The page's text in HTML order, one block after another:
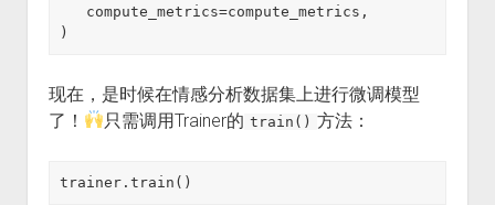
)
现在，是时候在情感分析数据集上进行微调模型
了！
只需调用Trainer的 train() 方法：
trainer.train()